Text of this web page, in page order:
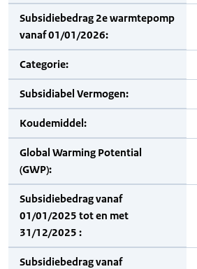
Subsidiebedrag 2e warmtepomp
vanaf 01/01/2026:
Categorie:
Subsidiabel Vermogen:
Koudemiddel:
Global Warming Potential
(GWP):
Subsidiebedrag vanaf
01/01/2025 tot en met
31/12/2025 :
Subsidiebedrag vanaf